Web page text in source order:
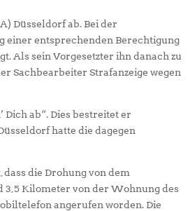
Düsseldorf ab. Bei der
einer entsprechenden Berechtigung
Als sein Vorgesetzter ihn danach zu
Sachbearbeiter Strafanzeige wegen
ab“. Dies bestreitet er
hatte die dagegen
die Drohung von dem
3,5 Kilometer von der Wohnung des
angerufen worden. Die